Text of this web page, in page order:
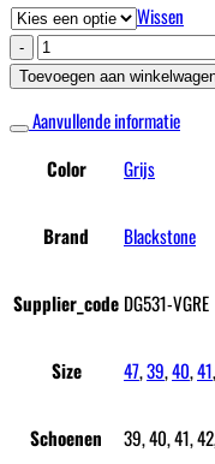
Wissen
Sneakers
Vapor
Grey
aantal
Toevoegen aan
Aanvullende informatie
Color
Grijs
Brand Blackstone
Supplier_code DG531-VGRE
Size 47,39,40,41,
Schoenen
39, 40, 41,